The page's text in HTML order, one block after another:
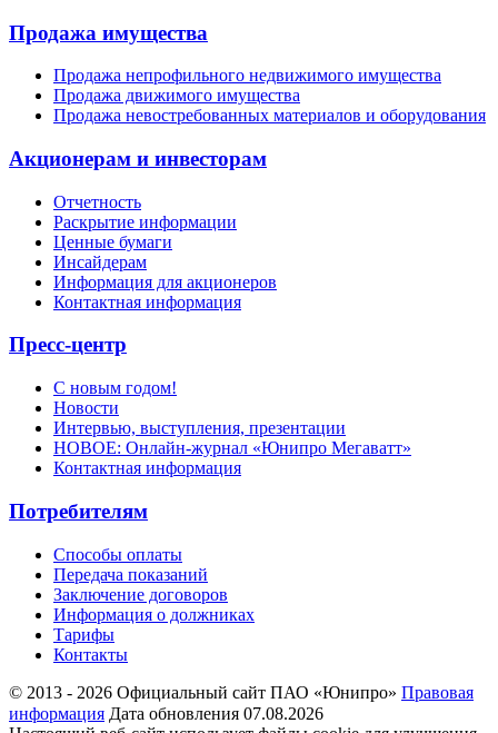
Продажа имущества
Продажа непрофильного недвижимого имущества
Продажа движимого имущества
Продажа невостребованных материалов и оборудования
Акционерам и инвесторам
Отчетность
Раскрытие информации
Ценные бумаги
Инсайдерам
Информация для акционеров
Контактная информация
Пресс-центр
С новым годом!
Новости
Интервью, выступления, презентации
НОВОЕ: Онлайн-журнал «Юнипро Мегаватт»
Контактная информация
Потребителям
Способы оплаты
Передача показаний
Заключение договоров
Информация о должниках
Тарифы
Контакты
© 2013 - 2026 Официальный сайт ПАО «Юнипро» Правовая
информация Дата обновления 07.08.2026